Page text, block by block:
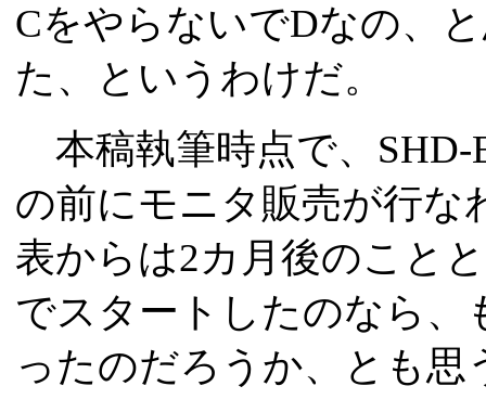
CをやらないでDなの、
た、というわけだ。
本稿執筆時点で、SHD-
の前にモニタ販売が行な
表からは2カ月後のこと
でスタートしたのなら、
ったのだろうか、とも